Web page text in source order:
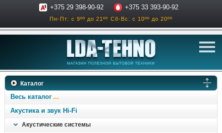
+375 29 398-90-92 +375 33 393-90-92
Пн-Пт: с 9ºº до 21ºº Сб-Вс: с 10ºº до 20ºº
телевизоры
ресиверы, усилители
Каталог
Весь каталог
Акустика и звук Hi-Fi
Акустические системы